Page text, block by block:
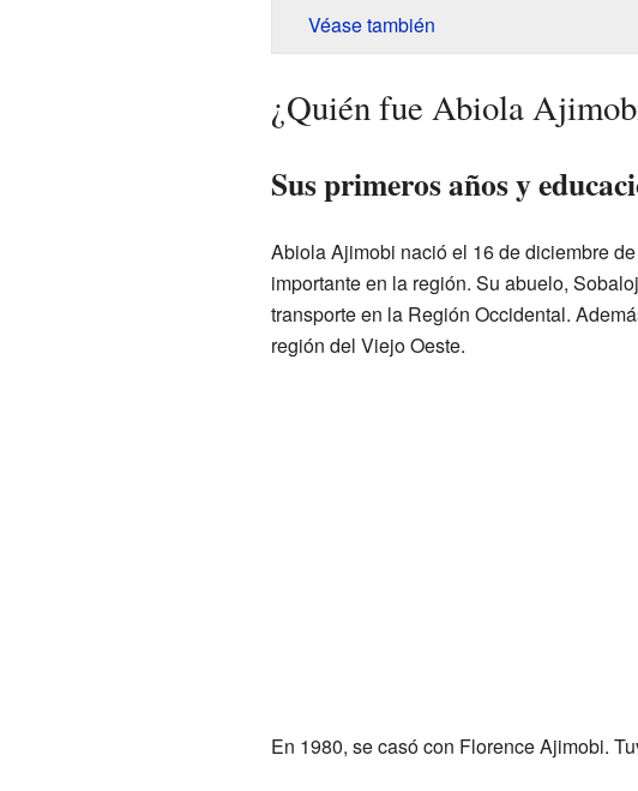
Véase también
¿Quién fue Abiola
Sus primeros años y
Abiola Ajimobi nació el 16 de diciembre
importante en la región. Su abuelo,
transporte en la Región Occidental.
región del Viejo Oeste.
En 1980, se casó con Florence Ajimobi.